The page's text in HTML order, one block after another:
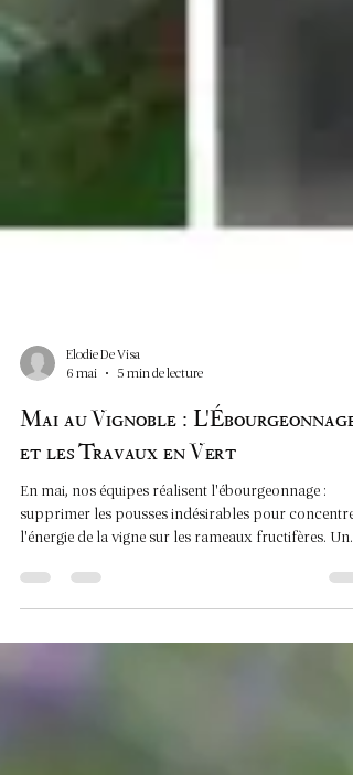
Elodie De Visa
6 mai
5 min de lecture
Mai au Vignoble : L'Ébourgeonnage
et les Travaux en Vert
supprimer les pousses indésirables pour concentrer
faire Terra Vitis pour des vins de qualité.